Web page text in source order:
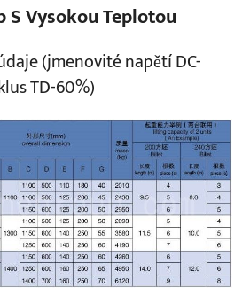
S Vysokou Teplotou
(jmenovité napětí DC-
TD-60%)